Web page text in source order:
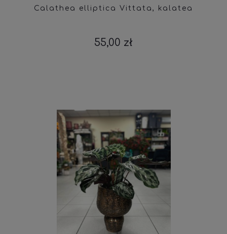
Calathea elliptica Vittata, kalatea
55,00 zł